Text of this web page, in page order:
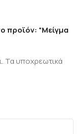
προϊόν: “Μείγμα
Τα υποχρεωτικά